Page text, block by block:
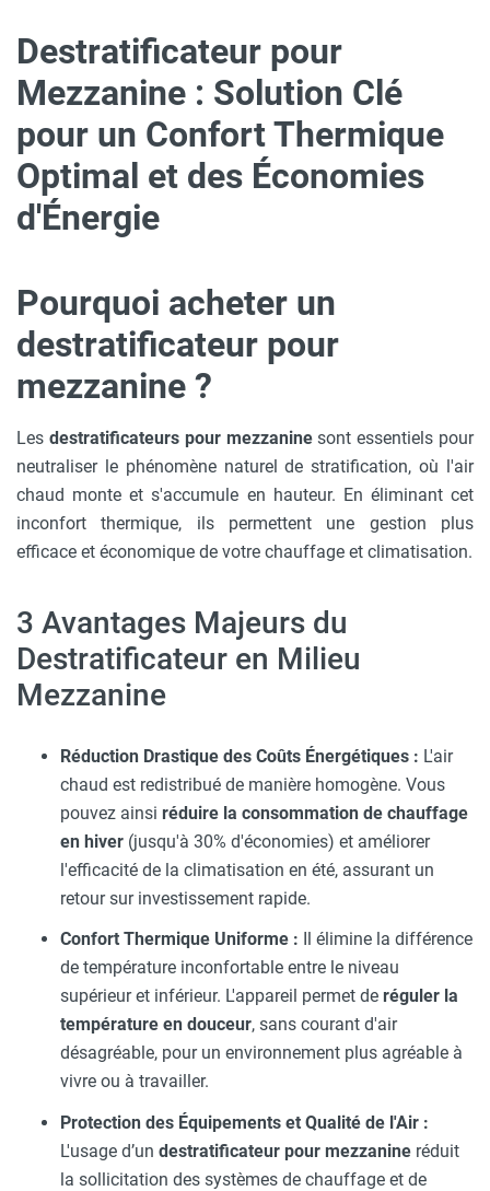
Destratificateur pour
Mezzanine : Solution Clé
pour un Confort Thermique
Optimal et des Économies
d'Énergie
Pourquoi acheter un
destratificateur pour
mezzanine ?
Les destratificateurs pour mezzaninesont essentiels pour
neutraliser le phénomène naturel de stratification, où l'air
chaud monte et s'accumule en hauteur. En éliminant cet
inconfort thermique, ils permettent une gestion plus
efficace et économique de votre chauffage et climatisation.
3 Avantages Majeurs du
Destratificateur en Milieu
Mezzanine
Réduction Drastique des Coûts Énergétiques : L'air
chaud est redistribué de manière homogène. Vous
pouvez ainsi réduire la consommation de chauffage
en hiver (jusqu'à 30% d'économies) et améliorer
l'efficacité de la climatisation en été, assurant un
retour sur investissement rapide.
Confort Thermique Uniforme : Il élimine la différence
de température inconfortable entre le niveau
supérieur et inférieur. L'appareil permet de réguler la
température en douceur, sans courant d'air
désagréable, pour un environnement plus agréable à
vivre ou à travailler.
Protection des Équipements et Qualité de l'Air :
L'usage d’un destratificateur pour mezzanine réduit
la sollicitation des systèmes de chauffage et de